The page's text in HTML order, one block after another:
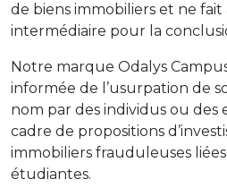
de biens immobiliers et ne fait
intermédiaire pour la
Notre marque Odalys
informée de l’usurpation de
nom par des individus ou des
cadre de propositions
immobiliers frauduleuses
étudiantes.